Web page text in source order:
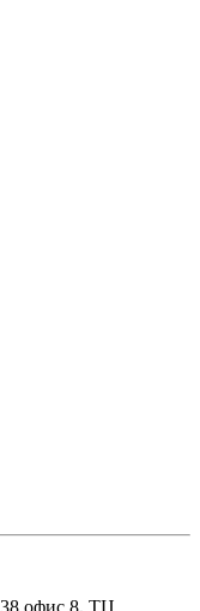
офис 8, ТЦ